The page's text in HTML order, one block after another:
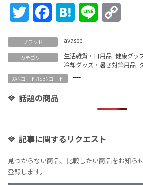
Twitter FacebookHatena Line
ブランド ‎avasee
カテゴリー 生活雑貨・日用品 健康グッ
冷却グッズ・暑さ対策用品
JANコード/ISBNコード ----
話題の商品
記事に関するリクエスト
見つからない商品、比較したい商品をお知ら
登録します。